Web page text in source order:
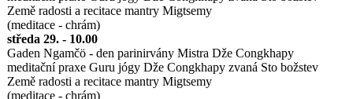
Země radosti a recitace mantry Migtsemy
(meditace - chrám)
středa 29. - 10.00
Gaden Ngamčö - den parinirvány Mistra Dže Congkhapy
meditační praxe Guru jógy Dže Congkhapy zvaná Sto božstev
Země radosti a recitace mantry Migtsemy
(meditace - chrám)